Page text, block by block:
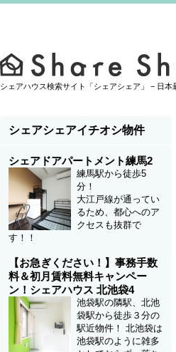
シェアハウス検索サイト「シェアシェア」 − 日
シェアシェアイチオシ物件
シェアドアパートメント練馬2
練馬駅から徒歩5
分！
大江戸線が通ってい
るため、都心へのア
クセスも抜群で
す！！
【お急ぎください！】事務手数
料＆初月賃料無料キャンペー
ン！シェアハウス 北池袋4
池袋駅の隣駅、北池
袋駅から徒歩３分の
駅近物件！ 北池袋は
池袋駅のように雑多